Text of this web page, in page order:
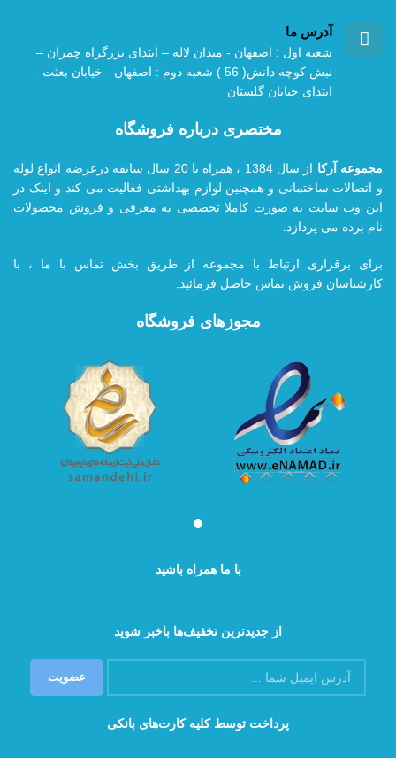
آدرس ما
شعبه اول : اصفهان - میدان لاله – ابتدای بزرگراه چمران –
نبش کوچه دانش( 56 ) شعبه دوم : اصفهان - خیابان بعثت -
ابتدای خیابان گلستان
مختصری درباره فروشگاه
مجموعه آرکا از سال 1384 ، همراه با 20
سال سابقه درعرضه انواع لوله
و اتصالات ساختمانی و همچنین لوازم بهداشتی فعالیت می کند و اینک در
این وب سایت به صورت کاملا تخصصی به معرفی و فروش محصولات
نام برده می پردازد.
برای برقراری ارتباط با مجموعه از طریق بخش تماس با ما ، با
کارشناسان فروش تماس حاصل فرمائید.
مجوزهای فروشگاه
با ما همراه باشید
از جدیدترین تخفیف‌ها باخبر شوید
پرداخت توسط کلیه کارت‌های بانکی